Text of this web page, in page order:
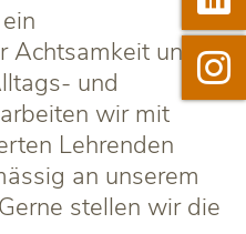
und
und
wir mit
Lehrenden
an unserem
stellen wir die
